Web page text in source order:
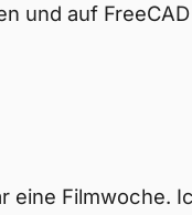
und auf FreeCAD
eine Filmwoche.